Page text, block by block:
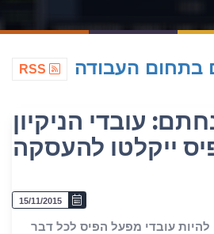
בתחום העבודה
עובדי הניקיון
ייקלטו להעסקה
15/11/2015
להיות עובדי מפעל הפיס לכל דבר